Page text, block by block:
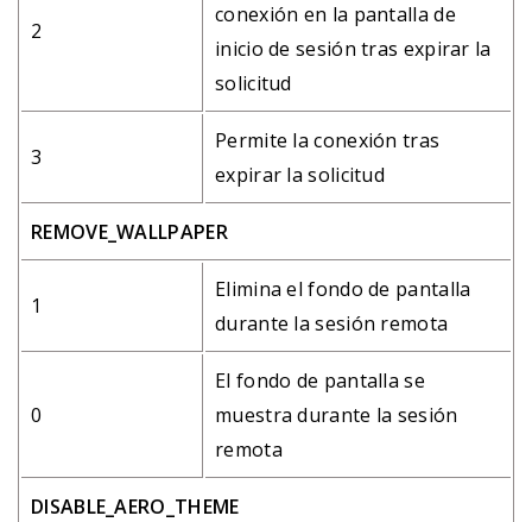
2
conexión en la pantalla de
inicio de sesión tras expirar la
solicitud
3
Permite la conexión tras
expirar la solicitud
REMOVE_WALLPAPER
1
Elimina el fondo de pantalla
durante la sesión remota
0
El fondo de pantalla se
muestra durante la sesión
remota
DISABLE_AERO_THEME